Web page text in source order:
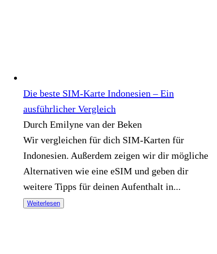
Die beste SIM-Karte Indonesien – Ein
ausführlicher Vergleich
Durch Emilyne van der Beken
Wir vergleichen für dich SIM-Karten für
Indonesien. Außerdem zeigen wir dir mögliche
Alternativen wie eine eSIM und geben dir
weitere Tipps für deinen Aufenthalt in...
Weiterlesen